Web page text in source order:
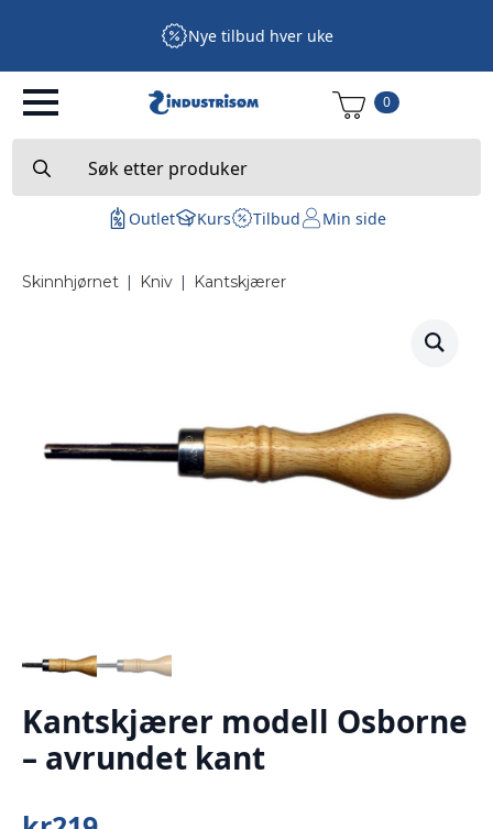
Nye tilbud hver uke
0
for:
Outlet Kurs Tilbud Min side
Skinnhjørnet | Kniv | Kantskjærer
Kantskjærer modell Osborne
– avrundet kant